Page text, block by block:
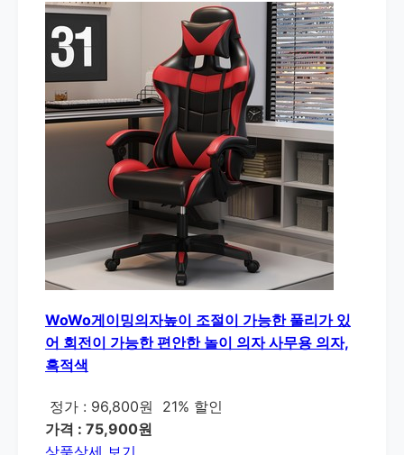
WoWo게이밍의자높이 조절이 가능한 풀리가 있
어 회전이 가능한 편안한 놀이 의자 사무용 의자,
흑적색
정가 : 96,800원
21% 할인
가격 : 75,900원